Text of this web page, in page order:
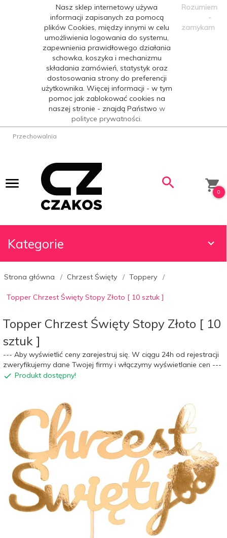
Nasz sklep internetowy używa
informacji zapisanych za pomocą
plików Cookies, między innymi w celu
umożliwienia logowania do systemu,
zapewnienia prawidłowego działania
schowka, koszyka i mechanizmu
składania zamówień, statystyk oraz
dostosowania strony do preferencji
użytkownika. Więcej informacji - w tym
pomoc jak zablokować cookies na
naszej stronie - znajdą Państwo w
polityce prywatności.
Rozumiem
-
zamykam
Przechowalnia
0
Kategorie
Strona główna Chrzest Święty Toppery
Topper Chrzest Święty Stopy Złoto [ 10 sztuk ]
Topper Chrzest Święty Stopy Złoto [ 10
sztuk ]
--- Aby wyświetlić ceny zarejestruj się. W ciągu 24h od rejestracji
zweryfikujemy dane Twojej firmy i włączymy wyświetlanie cen ---
Produkt dostępny!